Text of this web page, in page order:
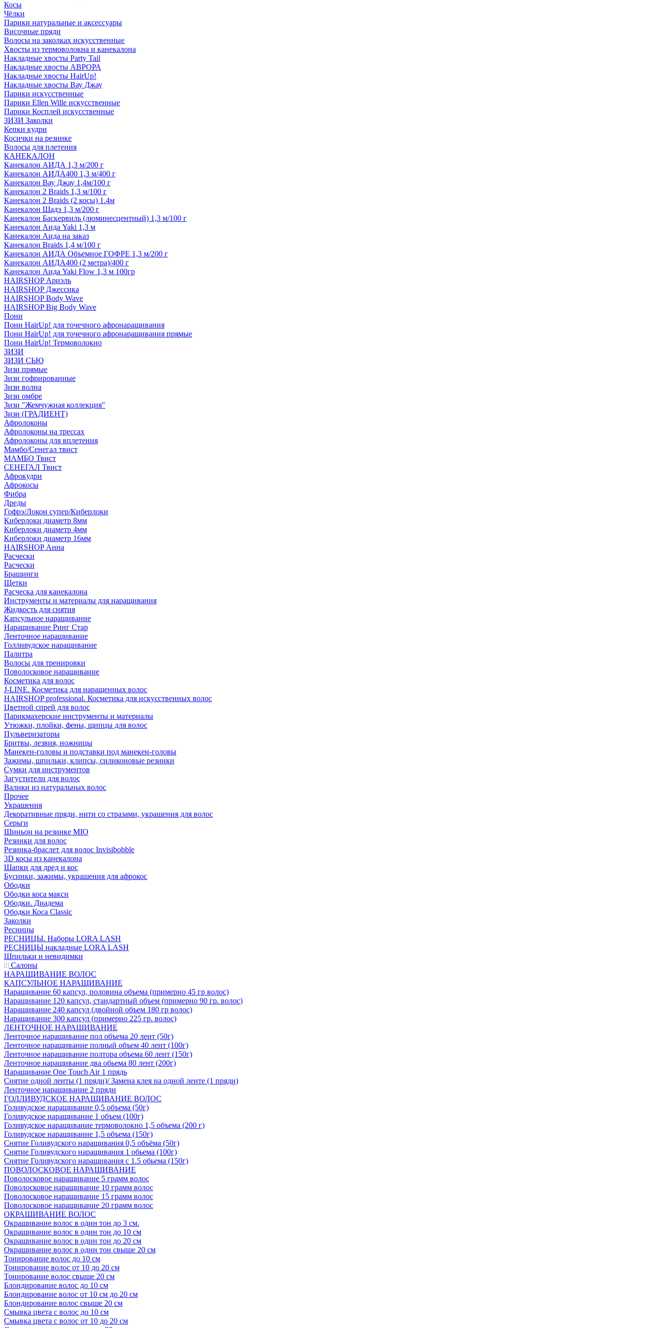
Косы
Чёлки
Парики натуральные и аксессуары
Височные пряди
Волосы на заколках искусственные
Хвосты из термоволокна и канекалона
Накладные хвосты Party Tail
Накладные хвосты АВРОРА
Накладные хвосты HairUp!
Накладные хвосты Вау Джау
Парики искусственные
Парики Ellen Wille искусственные
Парики Косплей искусственные
ЗИЗИ Заколки
Кепки кудри
Косички на резинке
Волосы для плетения
КАНЕКАЛОН
Канекалон АИДА 1,3 м/200 г
Канекалон АИДА400 1,3 м/400 г
Канекалон Вау Джау 1,4м/100 г
Канекалон 2 Braids 1,3 м/100 г
Канекалон 2 Braids (2 косы) 1.4м
Канекалон Шадэ 1,3 м/200 г
Канекалон Баскервиль (люминесцентный) 1,3 м/100 г
Канекалон Аида Yaki 1,3 м
Канекалон Аида на заказ
Канекалон Braids 1,4 м/100 г
Канекалон АИДА Объемное ГОФРЕ 1,3 м/200 г
Канекалон АИДА400 (2 метра)/400 г
Канекалон Аида Yaki Flow 1,3 м 100гр
HAIRSHOP Ариэль
HAIRSHOP Джессика
HAIRSHOP Body Wave
HAIRSHOP Big Body Wave
Пони
Пони HairUp! для точечного афронаращивания
Пони HairUp! для точечного афронаращивания прямые
Пони HairUp! Термоволокно
ЗИЗИ
ЗИЗИ СЬЮ
Зизи прямые
Зизи гофрированные
Зизи волна
Зизи омбре
Зизи "Жемчужная коллекция"
Зизи (ГРАДИЕНТ)
Афролоконы
Афролоконы на трессах
Афролоконы для вплетения
Мамбо/Сенегал твист
МАМБО Твист
СЕНЕГАЛ Твист
Афрокудри
Афрокосы
Фибра
Дреды
Гофрэ/Локон супер/Киберлоки
Киберлоки диаметр 8мм
Киберлоки диаметр 4мм
Киберлоки диаметр 16мм
HAIRSHOP Анна
Расчески
Расчески
Брашинги
Щетки
Расческа для канекалона
Инструменты и материалы для наращивания
Жидкость для снятия
Капсульное наращивание
Наращивание Ринг Стар
Ленточное наращивание
Голливудское наращивание
Палитра
Волосы для тренировки
Поволосковое наращивание
Косметика для волос
J-LINE. Косметика для наращенных волос
HAIRSHOP professional. Косметика для искусственных волос
Цветной спрей для волос
Парикмахерские инструменты и материалы
Утюжки, плойки, фены, щипцы для волос
Пульверизаторы
Бритвы, лезвия, ножницы
Манекен-головы и подставки под манекен-головы
Зажимы, шпильки, клипсы, силиконовые резинки
Сумки для инструментов
Загустители для волос
Валики из натуральных волос
Прочее
Украшения
Декоративные пряди, нити со стразами, украшения для волос
Серьги
Шиньон на резинке MIO
Резинки для волос
Резинка-браслет для волос Invisibobble
3D косы из канекалона
Шапки для дред и кос
Бусинки, зажимы, украшения для афрокос
Ободки
Ободки коса макси
Ободки. Диадема
Ободки Коса Classic
Заколки
Ресницы
РЕСНИЦЫ. Наборы LORA LASH
РЕСНИЦЫ накладные LORA LASH
Шпильки и невидимки
Салоны
НАРАЩИВАНИЕ ВОЛОС
КАПСУЛЬНОЕ НАРАЩИВАНИЕ
Наращивание 60 капсул, половина объема (примерно 45 гр волос)
Наращивание 120 капсул, стандартный объем (примерно 90 гр. волос)
Наращивание 240 капсул (двойной объем 180 гр волос)
Наращивание 300 капсул (примерно 225 гр. волос)
ЛЕНТОЧНОЕ НАРАЩИВАНИЕ
Ленточное наращивание пол объема 20 лент (50г)
Ленточное наращивание полный объем 40 лент (100г)
Ленточное наращивание полтора объема 60 лент (150г)
Ленточное наращивание два обьема 80 лент (200г)
Наращивание One Touch Air 1 прядь
Снятие одной ленты (1 пряди)/ Замена клея на одной ленте (1 пряди)
Ленточное наращивание 2 пряди
ГОЛЛИВУДСКОЕ НАРАЩИВАНИЕ ВОЛОС
Голивудское наращивание 0,5 объема (50г)
Голивудское наращивание 1 объем (100г)
Голивудское наращивание термоволокно 1,5 объема (200 г)
Голивудское наращивание 1,5 объема (150г)
Снятие Голивудского наращивания 0,5 объёма (50г)
Снятие Голивудского наращивания 1 обьема (100г)
Снятие Голивудского наращивания с 1.5 обьема (150г)
ПОВОЛОСКОВОЕ НАРАЩИВАНИЕ
Поволосковое наращивание 5 грамм волос
Поволосковое наращивание 10 грамм волос
Поволосковое наращивание 15 грамм волос
Поволосковое наращивание 20 грамм волос
ОКРАШИВАНИЕ ВОЛОС
Окрашивание волос в один тон до 3 см.
Окрашивание волос в один тон до 10 см
Окрашивание волос в один тон до 20 см
Окрашивание волос в один тон свыше 20 см
Тонирование волос до 10 см
Тонирование волос от 10 до 20 см
Тонирование волос свыше 20 см
Блондирование волос до 10 см
Блондирование волос от 10 см до 20 см
Блондирование волос свыше 20 см
Смывка цвета с волос до 10 см
Смывка цвета с волос от 10 до 20 см